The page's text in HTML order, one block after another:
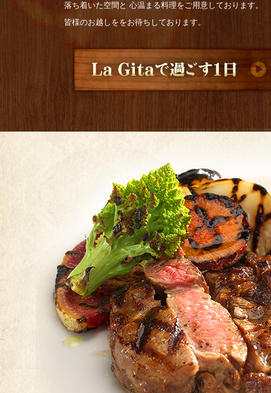
落ち着いた空間と 心温まる料理をご用意しております。
皆様のお越しををお待ちしております。